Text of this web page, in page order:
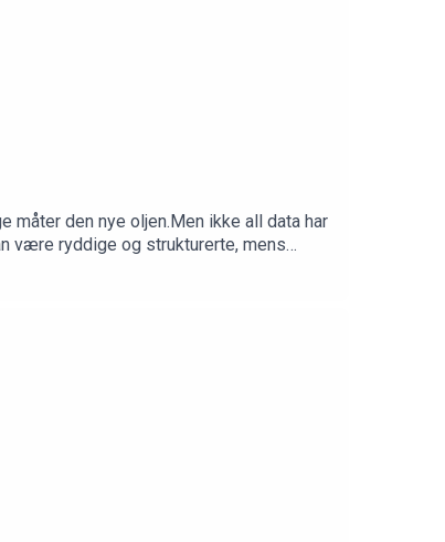
måter den nye oljen.Men ikke all data har
være ryddige og strukturerte, mens
for kunstig intelligens.I denne episoden
vi kan forstå, strukturere og